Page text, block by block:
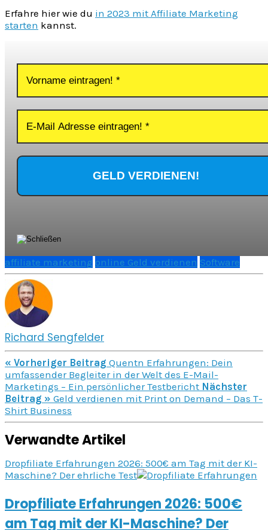
Erfahre hier wie du in 2023 mit Affiliate Marketing
starten kannst.
affiliate marketing online Geld verdienen Software
Richard Sengfelder
« Vorheriger Beitrag Quentn Erfahrungen: Dein
umfassender Begleiter in der Welt des E-Mail-
Marketings – Ein persönlicher Testbericht Nächster
Beitrag » Geld verdienen mit Print on Demand – Das T-
Shirt Business
Verwandte Artikel
Dropfiliate Erfahrungen 2026: 500€ am Tag mit der KI-
Maschine? Der ehrliche Test
Dropfiliate Erfahrungen 2026: 500€
am Tag mit der KI-Maschine? Der